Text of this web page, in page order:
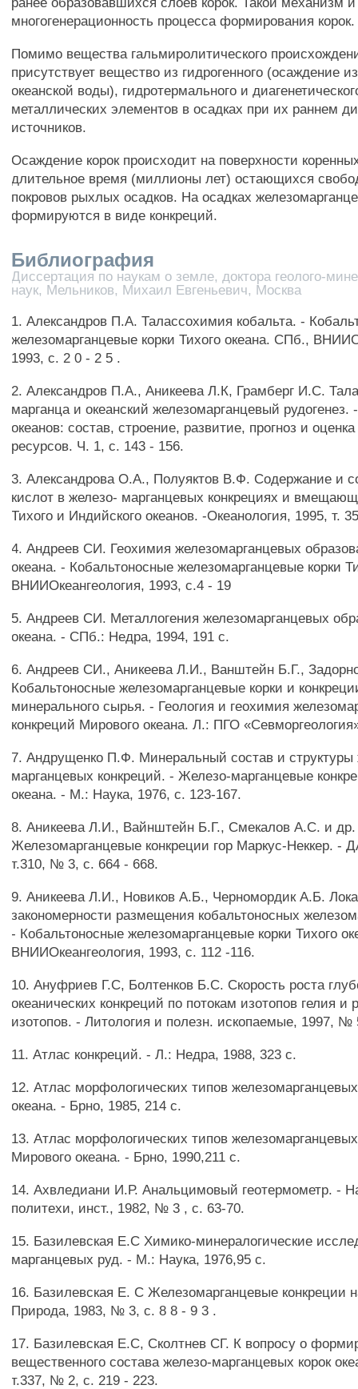
многогенерационность процесса формирования корок.
Помимо вещества гальмиролитического
присутствует вещество из гидрогенного (осаждение
океанской воды), гидротермального и
металлических элементов в осадках при их раннем
источников.
Осаждение корок происходит на поверхности
длительное время (миллионы лет) остающихся
покровов рыхлых осадков. На осадках
формируются в виде конкреций.
Библиография
Диссертация по наукам о земле, доктора геолого-
наук, Мельников, Михаил Евгеньевич, Москва
1. Александров П.А. Талассохимия кобальта. -
железомарганцевые корки Тихого океана. СПб.,
1993, с. 2 0 - 2 5 .
2. Александров П.А., Аникеева Л.К, Грамберг И.С.
марганца и океанский железомарганцевый
океанов: состав, строение, развитие, прогноз и
ресурсов. Ч. 1, с. 143 - 156.
3. Александрова О.А., Полуяктов В.Ф. Содержание и
кислот в железо- марганцевых конкрециях и
Тихого и Индийского океанов. -Океанология, 1995, т.
4. Андреев СИ. Геохимия железомарганцевых
океана. - Кобальтоносные железомарганцевые корки
ВНИИОкеангеология, 1993, с.4 - 19
5. Андреев СИ. Металлогения железомарганцевых
океана. - СПб.: Недра, 1994, 191 с.
6. Андреев СИ., Аникеева Л.И., Ванштейн Б.Г.,
Кобальтоносные железомарганцевые корки и
минерального сырья. - Геология и геохимия
конкреций Мирового океана. Л.: ПГО
7. Андрущенко П.Ф. Минеральный состав и структуры
марганцевых конкреций. - Железо-марганцевые
океана. - М.: Наука, 1976, с. 123-167.
8. Аникеева Л.И., Вайнштейн Б.Г., Смекалов А.С. и др.
Железомарганцевые конкреции гор Маркус-Неккер. -
т.310, № 3, с. 664 - 668.
9. Аникеева Л.И., Новиков А.Б., Черномордик А.Б.
закономерности размещения кобальтоносных
- Кобальтоносные железомарганцевые корки Тихого
ВНИИОкеангеология, 1993, с. 112 -116.
10. Ануфриев Г.С, Болтенков Б.С. Скорость роста
океанических конкреций по потокам изотопов гелия и
изотопов. - Литология и полезн. ископаемые, 1997, №
11. Атлас конкреций. - Л.: Недра, 1988, 323 с.
12. Атлас морфологических типов
океана. - Брно, 1985, 214 с.
13. Атлас морфологических типов
Мирового океана. - Брно, 1990,211 с.
14. Ахвледиани И.Р. Анальцимовый геотермометр. -
политехи, инст., 1982, № 3 , с. 63-70.
15. Базилевская Е.С Химико-минералогические
марганцевых руд. - М.: Наука, 1976,95 с.
16. Базилевская Е. С Железомарганцевые конкреции
Природа, 1983, № 3, с. 8 8 - 9 3 .
17. Базилевская Е.С, Сколтнев СГ. К вопросу о
вещественного состава железо-марганцевых корок
т.337, № 2, с. 219 - 223.